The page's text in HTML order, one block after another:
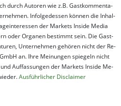
durch Au­tor­en wie z.B. Gast­kom­men­ta­
In­fol­ge­des­sen kön­nen die In­hal­
der Mar­kets In­side Me­dia
oder Or­ga­nen be­stim­mt sein. Die Gast­
Un­ter­neh­men ge­hör­en nicht der Re­
an. Ihre Mei­nung­en spie­geln nicht
Auf­fas­sung­en der Mar­kets In­side Me­
Aus­führ­lich­er Dis­clai­mer